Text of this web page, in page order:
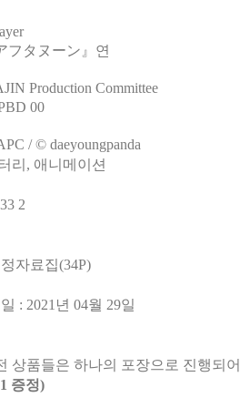
フタヌーン』연
Production Committee
00
/ © daeyoungpanda
리, 애니메이션
2
자료집(34P)
: 2021년 04월 29일
상품들은 하나의 포장으로 진행되
증정)